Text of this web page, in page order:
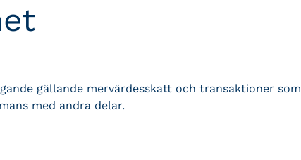
gällande mervärdesskatt och transaktioner som
med andra delar.